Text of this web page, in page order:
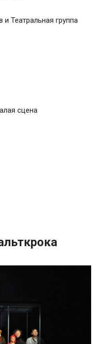
Театральная группа
сцена